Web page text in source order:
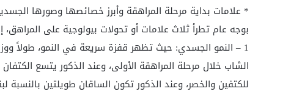
* علامات بداية مرحلة المراهقة وأبرز خصائصها وصورها
بوجه عام تطرأ ثلاث علامات أو تحولات بيولوجية على
1 – النمو الجسدي: حيث تظهر قفزة سريعة في النمو، طولاً
الشاب خلال مرحلة المراهقة الأولى، وعند الذكور يتسع
للكتفين والخصر، وعند الذكور تكون الساقان طويلتين بالنسبة